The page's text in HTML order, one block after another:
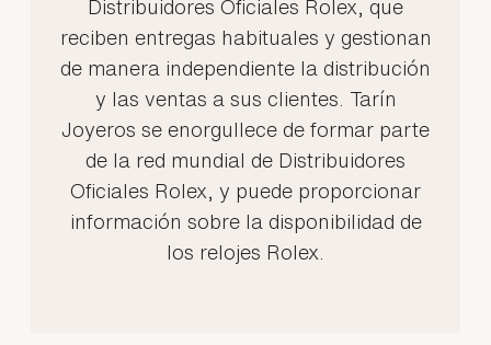
Distribuidores Oficiales Rolex, que
reciben entregas habituales y gestionan
de manera independiente la distribución
y las ventas a sus clientes. Tarín
Joyeros se enorgullece de formar parte
de la red mundial de Distribuidores
Oficiales Rolex, y puede proporcionar
información sobre la disponibilidad de
los relojes Rolex.